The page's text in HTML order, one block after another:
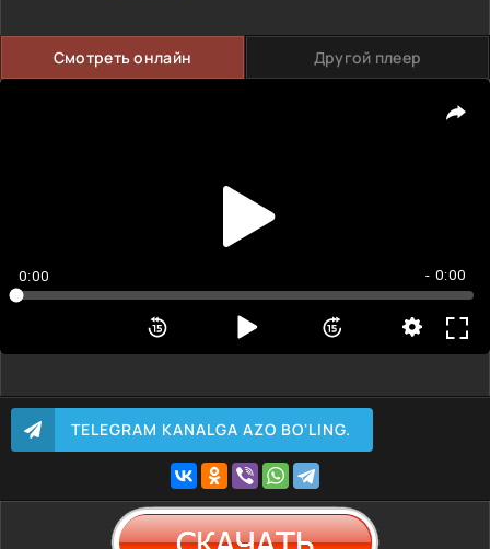
Смотреть онлайн Другой плеер
0:00 - 0:00
TELEGRAM KANALGA AZO BO'LING.